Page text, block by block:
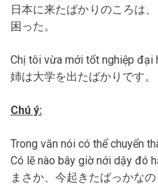
日本に来たばかりのころは
困った。
Chị tôi vừa mới tốt nghiệp đại
姉は大学を出たばかりです。
Chú ý:
Trong văn nói có thể chuyển
Có lẽ nào bây giờ nới dậy đó
まさか、今起きたばっかなの